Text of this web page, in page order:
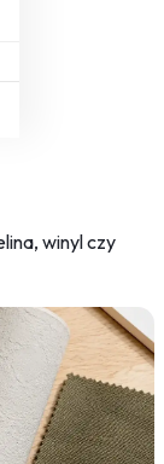
winyl czy